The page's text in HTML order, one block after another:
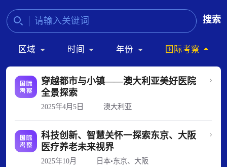
搜索
区域 时间 年份 国际考察
穿越都市与小镇——澳大利亚美好医院
全景探索
2025年4月5日 澳大利亚
科技创新、智慧关怀一探索东京、大阪
医疗养老未来视界
2025年10月 日本•东京、大阪